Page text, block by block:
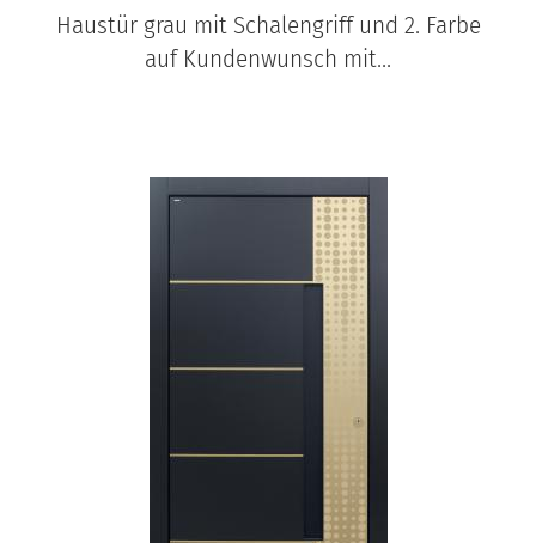
Haustür grau mit Schalengriff und 2. Farbe
auf Kundenwunsch mit...